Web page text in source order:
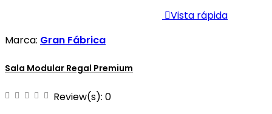
Vista rápida
Marca: Gran Fábrica
Sala Modular Regal Premium
Review(s): 0